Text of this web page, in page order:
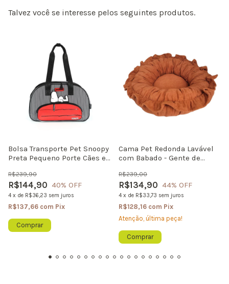
Talvez você se interesse pelos seguintes produtos.
Bolsa Transporte Pet Snoopy
Preta Pequeno Porte Cães e
Passeio
R$144,90
R$239,90
40% OFF
4 x de R$36,23 sem juros
R$137,66 com Pix
Cama Pet Redonda Lavável
com Babado - Gente de
R$134,90
R$239,00
44% OFF
4 x de R$33,73 sem juros
R$128,16 com Pix
Atenção, última peça!
Comprar